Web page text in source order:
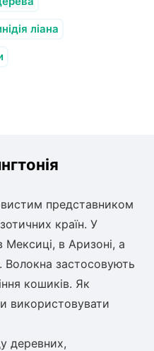
ліана
представником
країн. У
в Аризоні, а
Волокна застосовують
кошиків. Як
використовувати
деревних,